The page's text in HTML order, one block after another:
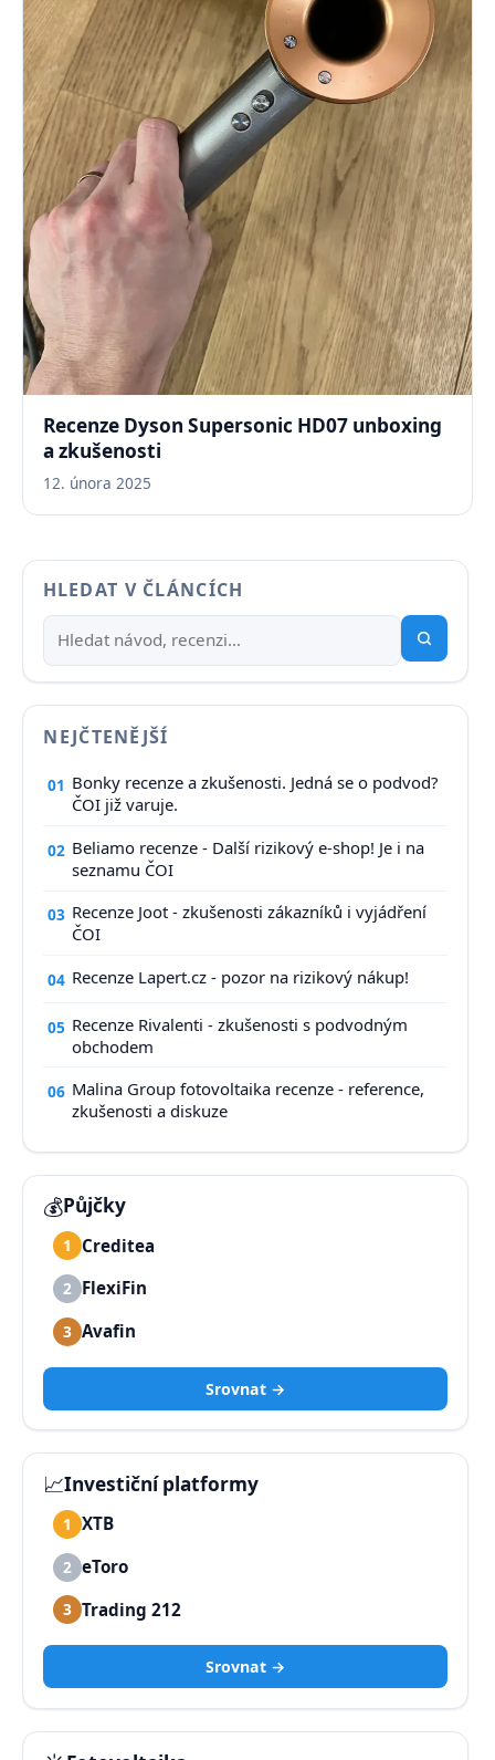
Recenze Dyson Supersonic HD07 unboxing
a zkušenosti
12. února 2025
HLEDAT V ČLÁNCÍCH
NEJČTENĚJŠÍ
01 Bonky recenze a zkušenosti. Jedná se o podvod?
ČOI již varuje.
02 Beliamo recenze - Další rizikový e-shop! Je i na
seznamu ČOI
03 Recenze Joot - zkušenosti zákazníků i vyjádření
ČOI
04 Recenze Lapert.cz - pozor na rizikový nákup!
05 Recenze Rivalenti - zkušenosti s podvodným
obchodem
06 Malina Group fotovoltaika recenze - reference,
zkušenosti a diskuze
💰Půjčky
1 Creditea
2 FlexiFin
3 Avafin
Srovnat →
📈Investiční platformy
1 XTB
2 eToro
3 Trading 212
Srovnat →